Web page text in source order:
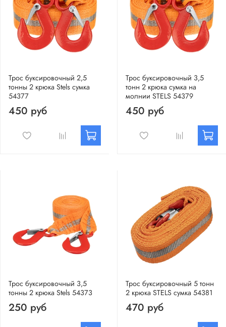
Трос буксировочный 2,5
тонны 2 крюка Stels сумка
54377
450 руб
Трос буксировочный 3,5
тонн 2 крюка сумка на
молнии STELS 54379
450 руб
Трос буксировочный 3,5
тонны 2 крюка Stels 54373
250 руб
Трос буксировочный 5 тонн
2 крюка STELS сумка 54381
470 руб